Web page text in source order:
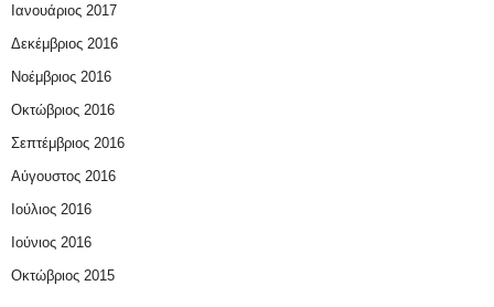
Ιανουάριος 2017
Δεκέμβριος 2016
Νοέμβριος 2016
Οκτώβριος 2016
Σεπτέμβριος 2016
Αύγουστος 2016
Ιούλιος 2016
Ιούνιος 2016
Οκτώβριος 2015